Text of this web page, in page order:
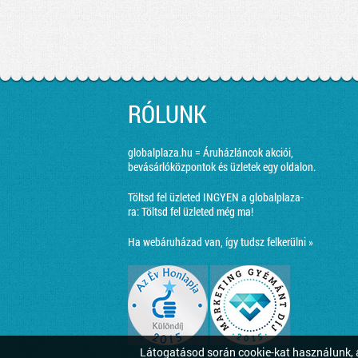
Látogatásod során cookie-kat
RÓLUNK
globalplaza.hu = Áruházláncok akciói,
bevásárlóközpontok és üzletek egy oldalon.
Töltsd fel üzleted INGYEN a globalplaza-
ra:Töltsd fel üzleted még ma!
Ha webáruházad van, így tudsz felkerülni »